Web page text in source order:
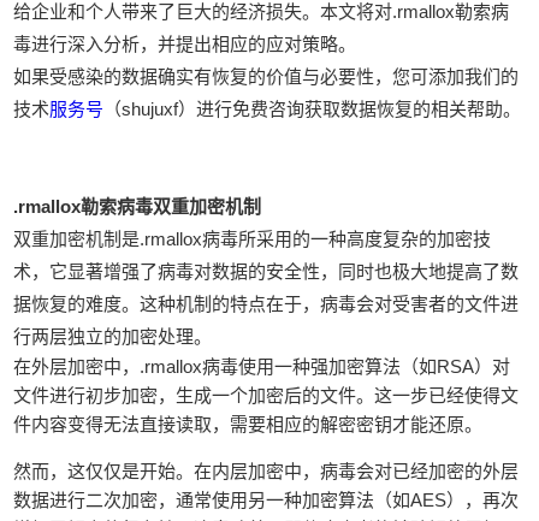
给企业和个人带来了巨大的经济损失。本文将对.rmallox勒索病
毒进行深入分析，并提出相应的应对策略。
如果受感染的数据确实有恢复的价值与必要性，您可添加我们的
技术服务号 （shujuxf）进行免费咨询获取数据恢复的相关帮助。
.rmallox勒索病毒双重加密机制
双重加密机制是.rmallox病毒所采用的一种高度复杂的加密技
术，它显著增强了病毒对数据的安全性，同时也极大地提高了数
据恢复的难度。这种机制的特点在于，病毒会对受害者的文件进
行两层独立的加密处理。
在外层加密中，.rmallox病毒使用一种强加密算法（如RSA）对
文件进行初步加密，生成一个加密后的文件。这一步已经使得文
件内容变得无法直接读取，需要相应的解密密钥才能还原。
然而，这仅仅是开始。在内层加密中，病毒会对已经加密的外层
数据进行二次加密，通常使用另一种加密算法（如AES），再次